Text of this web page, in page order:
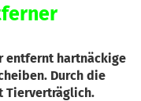
entfernt hartnäckige
Durch die
Tierverträglich.